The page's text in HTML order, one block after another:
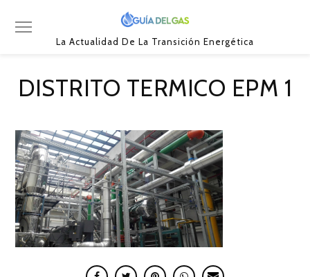
La Actualidad De La Transición Energética
DISTRITO TERMICO EPM 1